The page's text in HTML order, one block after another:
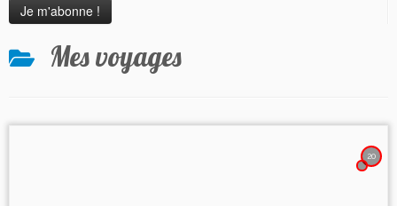
Mes voyages
20